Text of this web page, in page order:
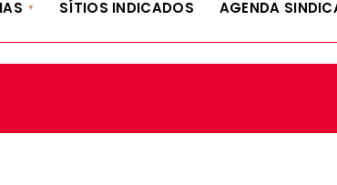
SÍTIOS INDICADOS AGENDA